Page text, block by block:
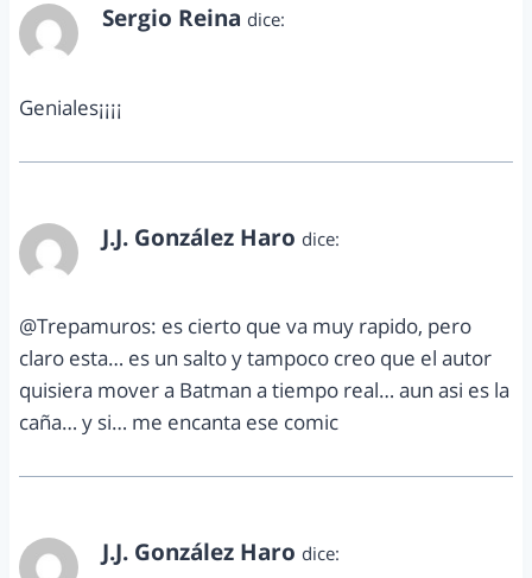
Sergio Reina dice:
Geniales¡¡¡¡
J.J. González Haro dice:
@Trepamuros: es cierto que va muy rapido, pero
claro esta… es un salto y tampoco creo que el autor
quisiera mover a Batman a tiempo real… aun asi es la
caña… y si… me encanta ese comic
J.J. González Haro dice: